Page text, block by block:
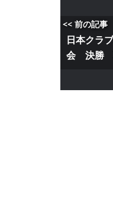
<< 前の記事
日本クラ
会 決勝